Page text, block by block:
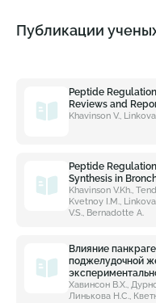
Публикации
Peptide
Reviews and
Khavinson V.,
Peptide
Synthesis in
Khavinson V.Kh.,
Kvetnoy I.M., Linkova
V.S., Bernadotte A.
Влияние
поджелудочной
Хавинсон В.Х.,
Линькова Н.С.,